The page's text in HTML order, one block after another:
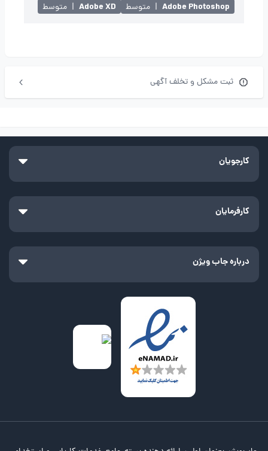
Adobe Photoshop
| متوسط Adobe XD
| متوسط
ثبت مشکل و تخلف آگهی
کارجویان
کارفرمایان
درباره جاب ویژن